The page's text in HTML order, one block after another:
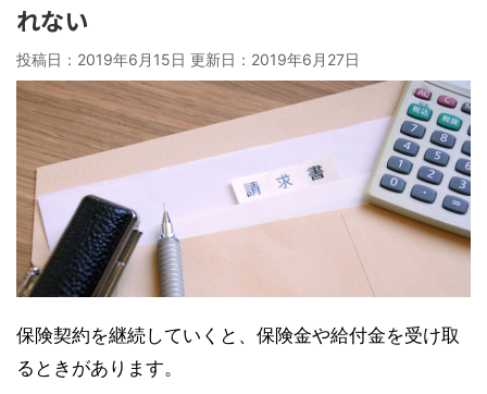
れない
投稿日：2019年6月15日 更新日： 2019年6月27日
保険契約を継続していくと、保険金や給付金を受け取
るときがあります。